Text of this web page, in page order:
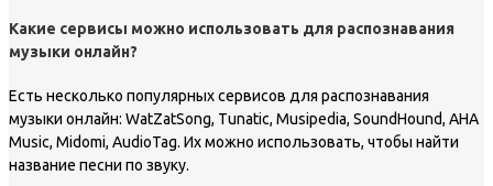
Какие сервисы можно использовать для распознавания
музыки онлайн?
Есть несколько популярных сервисов для распознавания
музыки онлайн: WatZatSong, Tunatic, Musipedia, SoundHound, AHA
Music, Midomi, AudioTag. Их можно использовать, чтобы найти
название песни по звуку.